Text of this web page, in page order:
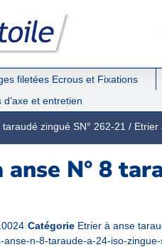
filetées Ecrous et Fixations
et entretien
zingué SN° 262-21 / Etrier
N° 8
Catégorie Etrier à anse
anse-n-8-taraude-a-24-iso-zingue-